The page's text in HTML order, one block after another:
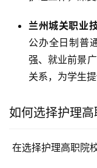
兰州城关职业
公办全日制普
强、就业前景
关系，为学生
如何选择护理高
在选择护理高职院